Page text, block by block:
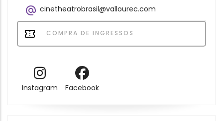
cinetheatrobrasil@vallourec.com
COMPRA DE INGRESSOS
Instagram Facebook